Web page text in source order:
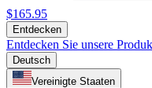
$165.95
Entdecken
Entdecken Sie unsere
Deutsch
Vereinigte Staaten